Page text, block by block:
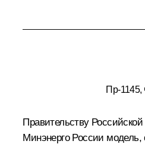
Пр-1145,
Правительству
Минэнерго России модель,